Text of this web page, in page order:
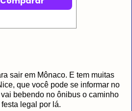
sair em Mônaco. E tem muitas
que você pode se informar no
bebendo no ônibus o caminho
legal por lá.